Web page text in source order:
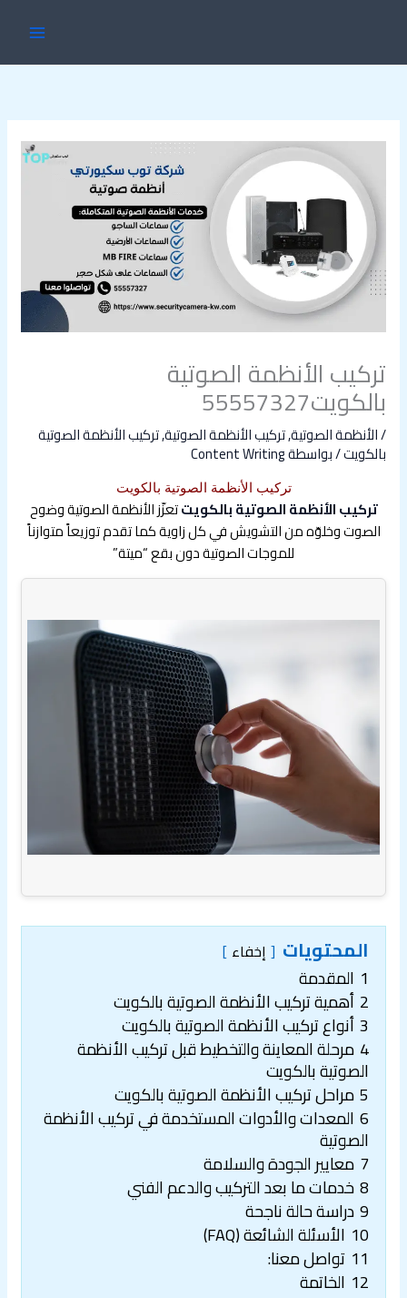
تركيب الأنظمة الصوتية
بالكويت55557327
/الأنظمة الصوتية,تركيب الأنظمة الصوتية,تركيب الأنظمة الصوتية
بالكويت/ بواسطةContent Writing
تركيب الأنظمة الصوتية بالكويت
تركيب الأنظمة الصوتية بالكويتتعزّز الأنظمة الصوتية وضوح
الصوت وخلوّه من التشويش في كل زاوية كما تقدم توزيعاً متوازناً
للموجات الصوتية دون بقع “ميتة”
المحتويات إخفاء
1 المقدمة
2 أهمية تركيب الأنظمة الصوتية بالكويت
3أنواع تركيب الأنظمة الصوتية بالكويت
4 مرحلة المعاينة والتخطيط قبل تركيب الأنظمة
الصوتية بالكويت
5مراحل تركيب الأنظمة الصوتية بالكويت
6 المعدات والأدوات المستخدمة في تركيب الأنظمة
الصوتية
7 معايير الجودة والسلامة
8خدمات ما بعد التركيب والدعم الفني
9دراسة حالة ناجحة
10 الأسئلة الشائعة (FAQ)
11 تواصل معنا:
12 الخاتمة